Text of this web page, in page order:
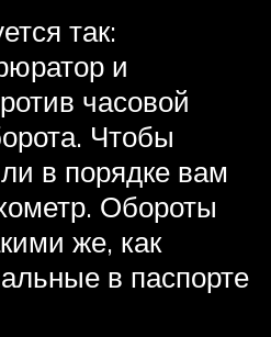
так:
и
часовой
Чтобы
в порядке вам
Обороты
же, как
в паспорте